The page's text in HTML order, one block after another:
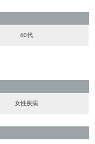
40代
女性疾病